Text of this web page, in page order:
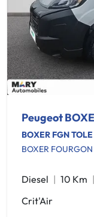
Peugeot
BOXER FGN
BOXER
Diesel 10 Km
Crit'Air